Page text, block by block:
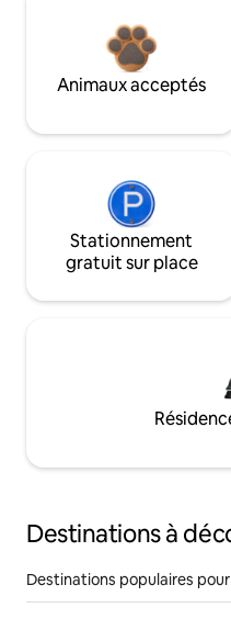
Animaux acceptés
Stationnement
gratuit sur place
Destinations à
Destinations populaires